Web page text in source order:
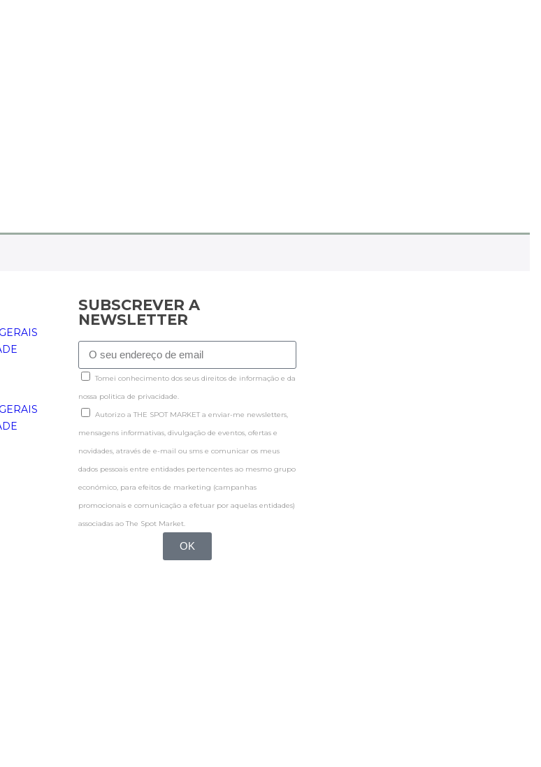
SUBSCREVER A
NEWSLETTER
Tomei conhecimento dos seus direitos de informação e da
nossa politica de privacidade.
Autorizo a THE SPOT MARKET a enviar-me newsletters,
mensagens informativas, divulgação de eventos, ofertas e
novidades, através de e-mail ou sms e comunicar os meus
dados pessoais entre entidades pertencentes ao mesmo grupo
económico, para efeitos de marketing (campanhas
promocionais e comunicação a efetuar por aquelas entidades)
associadas ao The Spot Market.
OK